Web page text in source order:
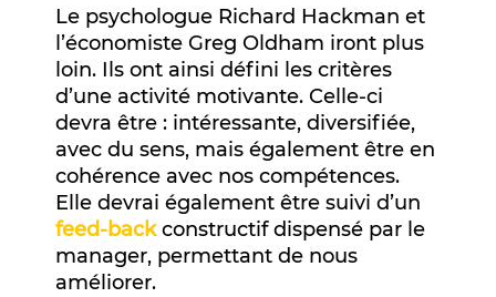
Le psychologue Richard Hackman et
l’économiste Greg Oldham iront plus
loin. Ils ont ainsi défini les critères
d’une activité motivante. Celle-ci
devra être : intéressante, diversifiée,
avec du sens, mais également être en
cohérence avec nos compétences.
Elle devrai également être suivi d’un
feed-backconstructif dispensé par le
manager, permettant de nous
améliorer.